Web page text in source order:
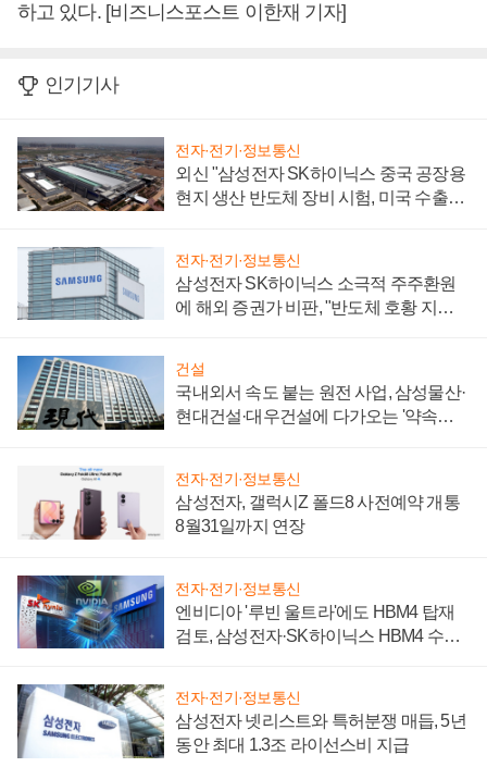
하고 있다. [비즈니스포스트 이한재 기자]
인기기사
전자·전기·정보통신
외신 "삼성전자 SK하이닉스 중국 공장용
현지 생산 반도체 장비 시험, 미국 수출통
전자·전기·정보통신
삼성전자 SK하이닉스 소극적 주주환원
에 해외 증권가 비판, "반도체 호황 지속
건설
국내외서 속도 붙는 원전 사업, 삼성물산·
현대건설·대우건설에 다가오는 '약속의
전자·전기·정보통신
삼성전자, 갤럭시Z 폴드8 사전예약 개통
8월31일까지 연장
전자·전기·정보통신
엔비디아 '루빈 울트라'에도 HBM4 탑재
검토, 삼성전자·SK하이닉스 HBM4 수율
전자·전기·정보통신
삼성전자 넷리스트와 특허분쟁 매듭, 5년
동안 최대 1.3조 라이선스비 지급